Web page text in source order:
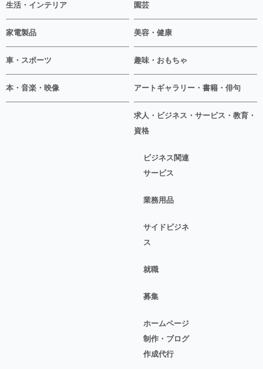
生活・インテリア 園芸
家電製品 美容・健康
車・スポーツ 趣味・おもちゃ
本・音楽・映像 アートギャラリー・書籍・俳句
求人・ビジネス・サービス・教育・
資格
ビジネス関連
サービス
業務用品
サイドビジネ
ス
就職
募集
ホームページ
制作・ブログ
作成代行